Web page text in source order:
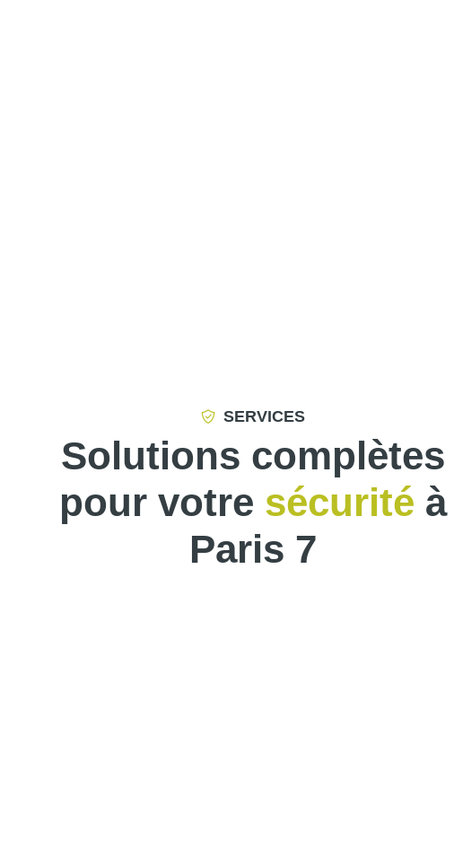
SERVICES
Solutions complètes
pour votre sécurité à
Paris 7